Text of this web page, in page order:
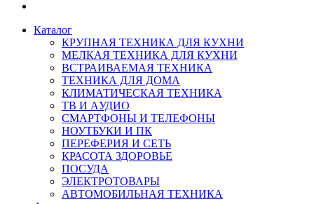
Каталог
КРУПНАЯ ТЕХНИКА ДЛЯ КУХНИ
МЕЛКАЯ ТЕХНИКА ДЛЯ КУХНИ
ВСТРАИВАЕМАЯ ТЕХНИКА
ТЕХНИКА ДЛЯ ДОМА
КЛИМАТИЧЕСКАЯ ТЕХНИКА
ТВ И AУДИО
СМАРТФОНЫ И ТЕЛЕФОНЫ
НОУТБУКИ И ПК
ПЕРЕФЕРИЯ И СЕТЬ
КРАСОТА ЗДОРОВЬЕ
ПОСУДА
ЭЛЕКТРОТОВАРЫ
АВТОМОБИЛЬНАЯ ТЕХНИКА